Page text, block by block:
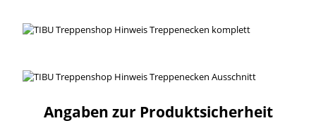
Angaben zur Produktsicherheit